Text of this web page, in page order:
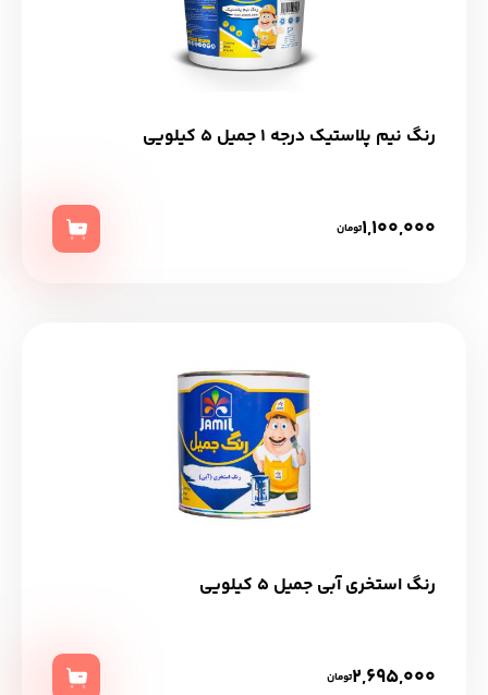
رنگ نیم پلاستیک درجه 1 جمیل 5 کیلویی
1,100,000تومان
رنگ استخری آبي جميل 5 کیلویی
2,695,000تومان